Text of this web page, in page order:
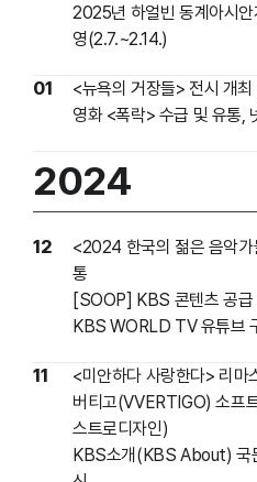
2025년 하얼빈 동계아시
영(2.7.~2.14.)
01
<뉴욕의 거장들> 전시 개
영화 <폭락> 수급 및 유통,
2024
12
<2024 한국의 젊은 음악
통
[SOOP] KBS 콘텐츠 공급
KBS WORLD TV 유튜브
11
<미안하다 사랑한다> 리마
버티고(VVERTIGO) 소프
스트로디자인)
KBS소개(KBS About) 국